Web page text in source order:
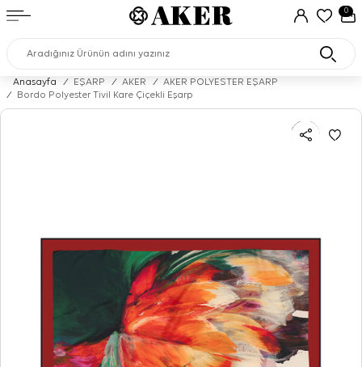
0
Anasayfa / EŞARP / AKER /
AKER POLYESTER EŞARP
/
Bordo Polyester Tivil Kare Çiçekli Eşarp